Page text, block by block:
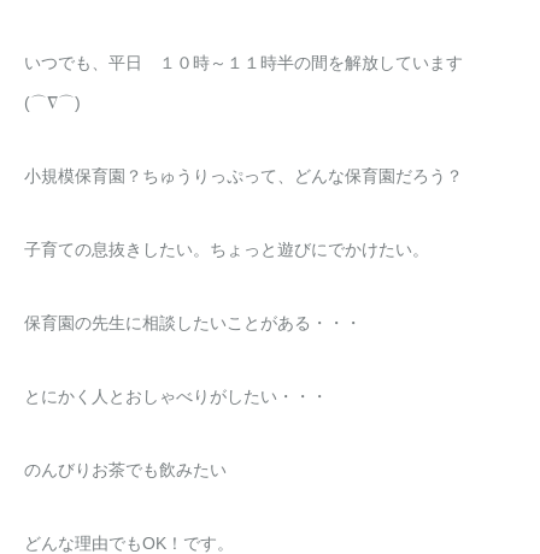
いつでも、平日 １０時～１１時半の間を解放しています
(⌒∇⌒)
小規模保育園？ちゅうりっぷって、どんな保育園だろう？
子育ての息抜きしたい。ちょっと遊びにでかけたい。
保育園の先生に相談したいことがある・・・
とにかく人とおしゃべりがしたい・・・
のんびりお茶でも飲みたい
どんな理由でもOK！です。